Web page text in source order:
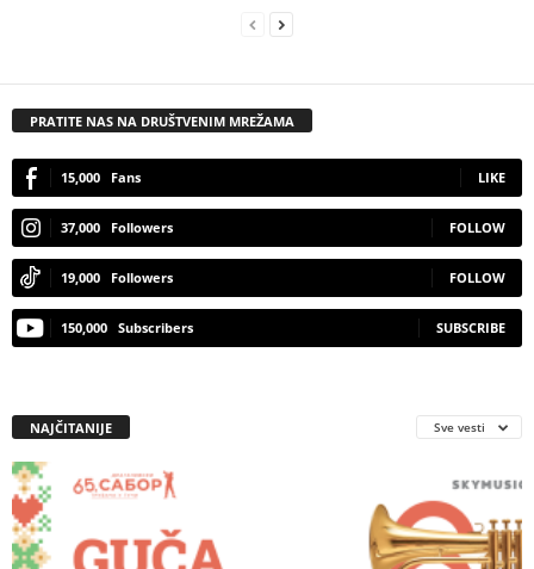
PRATITE NAS NA DRUŠTVENIM MREŽAMA
15,000 Fans LIKE
37,000 Followers FOLLOW
19,000 Followers FOLLOW
150,000 Subscribers SUBSCRIBE
NAJČITANIJE Sve vesti